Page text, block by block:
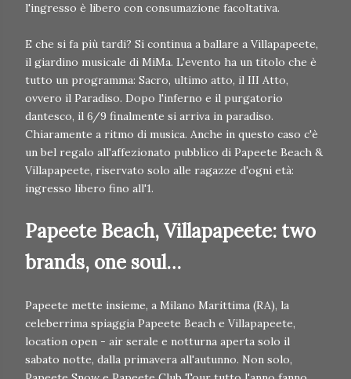
l'ingresso è libero con consumazione facoltativa.
E che si fa più tardi? Si continua a ballare a Villapapeete,
il giardino musicale di MiMa. L'evento ha un titolo che è
tutto un programma: Sacro, ultimo atto, il III Atto,
ovvero il Paradiso. Dopo l'inferno e il purgatorio
dantesco, il 6/9 finalmente si arriva in paradiso.
Chiaramente a ritmo di musica. Anche in questo caso c'è
un bel regalo all'affezionato pubblico di Papeete Beach &
Villapapeete, riservato solo alle ragazze d'ogni età:
ingresso libero fino all'1.
Papeete Beach, Villapapeete: two
brands, one soul…
Papeete mette insieme, a Milano Marittima (RA), la
celeberrima spiaggia Papeete Beach e Villapapeete,
location open - air serale e notturna aperta solo il
sabato notte, dalla primavera all'autunno. Non solo,